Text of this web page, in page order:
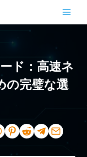
ド：高速ネ
の完璧な選